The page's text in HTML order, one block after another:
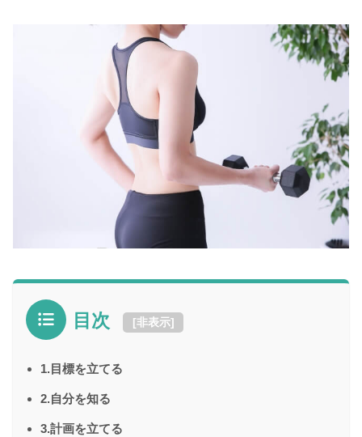
目次 [非表示]
1.目標を立てる
2.自分を知る
3.計画を立てる